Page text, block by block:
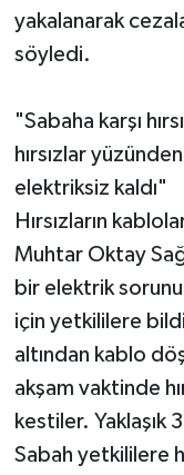
yakalanarak
söyledi.
"Sabaha karşı
hırsızlar
elektriksiz kaldı"
Hırsızların
Muhtar Oktay
bir elektrik
için yetkililere
altından kablo
akşam vaktinde
kestiler. Yaklaşık
Sabah yetkililere